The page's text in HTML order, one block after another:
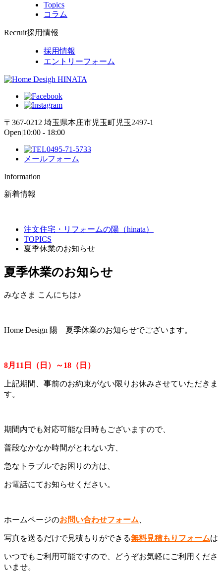
Topics
コラム
Recruit採用情報
採用情報
エントリーフォーム
〒367-0212 埼玉県本庄市児玉町児玉2497-1
Open|10:00 - 18:00
0495-71-5733
メールフォーム
Information
新着情報
注文住宅・リフォームの陽（hinata）
TOPICS
夏季休業のお知らせ
夏季休業のお知らせ
みなさま こんにちは♪
Home Design 陽 夏季休業のお知らせでございます。
8月11日（日）～18（日）
上記期間、事前のお約束がない限りお休みさせていただきま
す。
期間内でも対応可能な日時もございますので、
普段なかなか時間がとれない方、
急なトラブルでお困りの方は、
お電話にてお知らせください。
ホームページのお問い合わせフォーム
写真を送るだけで見積もりができる無料見積もりフォームは
いつでもご利用可能ですので、どうぞお気軽にご利用くださ
いませ。